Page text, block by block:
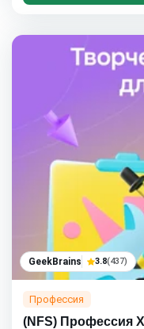
GeekBrains 3.8(437)
Профессия
(NFS) Профессия